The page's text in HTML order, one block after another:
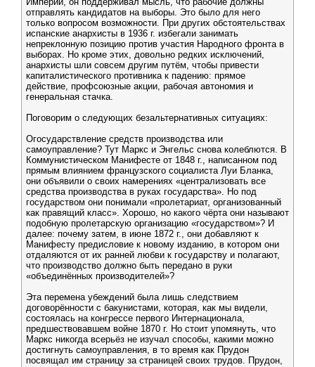
отправлять кандидатов на выборы. Это было для него
только вопросом возможности. При других обстоятельствах
испанские анархисты в 1936 г. избегали занимать
непреклонную позицию против участия Народного фронта в
выборах. Но кроме этих, довольно редких исключений,
анархисты шли совсем другим путём, чтобы привести
капиталистического противника к падению: прямое
действие, профсоюзные акции, рабочая автономия и
генеральная стачка.
Поговорим о следующих безальтернативных ситуациях:
Огосударствление средств производства или
самоуправление? Тут Маркс и Энгельс снова колеблются. В
Коммунистическом Манифесте от 1848 г., написанном под
прямым влиянием французского социалиста Луи Бланка,
они объявили о своих намерениях «централизовать все
средства производства в руках государства». Но под
государством они понимали «пролетариат, организованный
как правящий класс». Хорошо, но какого чёрта они называют
подобную пролетарскую организацию «государством»? И
далее: почему затем, в июне 1872 г., они добавляют к
Манифесту предисловие к новому изданию, в котором они
отдаляются от их ранней любви к государству и полагают,
что производство должно быть передано в руки
«объединённых производителей»?
Эта перемена убеждений была лишь следствием
договорённости с бакунистами, которая, как мы видели,
состоялась на конгрессе первого Интернационала,
предшествовавшем войне 1870 г. Но стоит упомянуть, что
Маркс никогда всерьёз не изучал способы, какими можно
достигнуть самоуправления, в то время как Прудон
посвящал им страницу за страницей своих трудов. Прудон,